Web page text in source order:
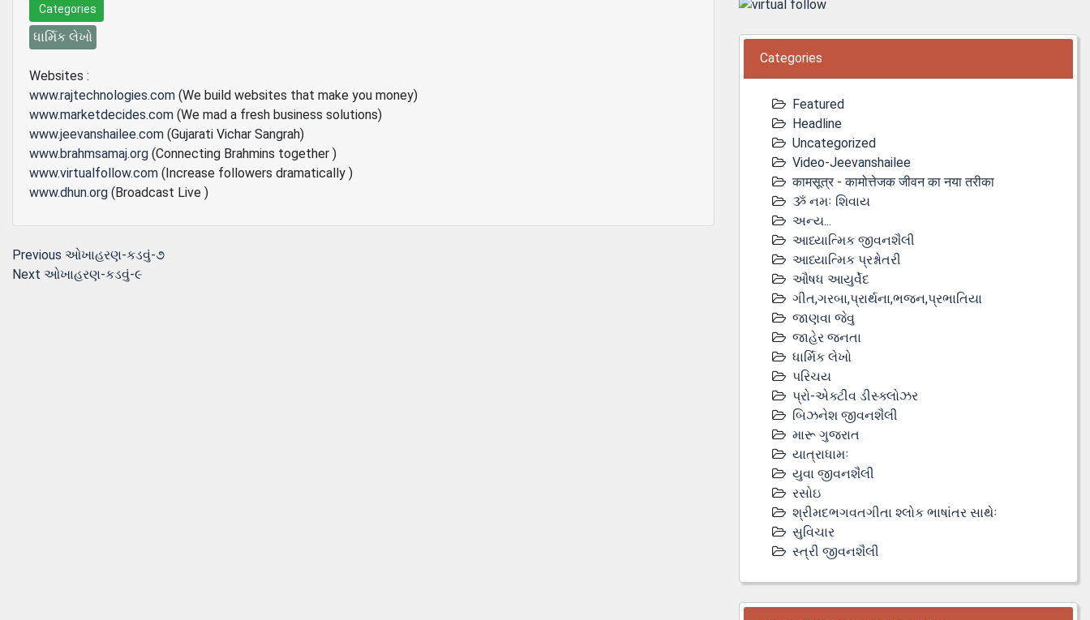
Categories
ધાર્મિક લેખો
Websites :
www.rajtechnologies.com (We build websites that make you money)
www.marketdecides.com (We mad a fresh business solutions)
www.jeevanshailee.com (Gujarati Vichar Sangrah)
www.brahmsamaj.org (Connecting Brahmins together )
www.virtualfollow.com (Increase followers dramatically )
www.dhun.org (Broadcast Live )
Post
navigation
Previous Previous
post:
ઓખાહરણ-કડવું-૭
Next Next
ઓખાહરણ-કડવું-૯
Categories
Featured
Headline
Uncategorized
Video-Jeevanshailee
कामसूत्र - कामोत्तेजक जीवन का नया तरीका
ૐ નમઃ શિવાય
અન્ય...
આધ્યાત્મિક જીવનશૈલી
આધ્યાત્મિક પ્રશ્નોતરી
ઔષધ આયુર્વેદ
ગીત,ગરબા,પ્રાર્થના,ભજન,પ્રભાતિયા
જાણવા જેવુ
જાહેર જનતા
ધાર્મિક લેખો
પરિચય
પ્રો-એક્ટીવ ડીસ્‍ક્લોઝર
બિઝનેશ જીવનશૈલી
મારૂ ગુજરાત
યાત્રાધામઃ
યુવા જીવનશૈલી
રસોઇ
શ્રીમદભગવતગીતા શ્લોક ભાષાંતર સાથેઃ
સુવિચાર
સ્ત્રી જીવનશૈલી